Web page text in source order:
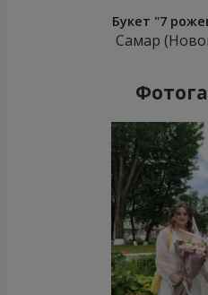
Букет "7
Самар